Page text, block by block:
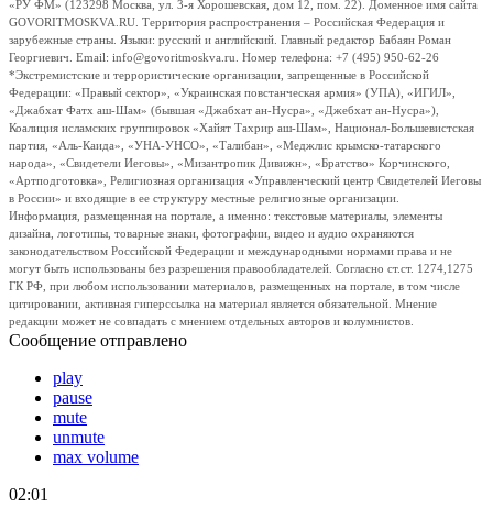
«РУ ФМ» (123298 Москва, ул. 3-я Хорошевская, дом 12, пом. 22). Доменное имя сайта
GOVORITMOSKVA.RU. Территория распространения – Российская Федерация и
зарубежные страны. Языки: русский и английский. Главный редактор Бабаян Роман
Георгиевич. Email: info@govoritmoskva.ru. Номер телефона: +7 (495) 950-62-26
*Экстремистские и террористические организации, запрещенные в Российской
Федерации: «Правый сектор», «Украинская повстанческая армия» (УПА), «ИГИЛ»,
«Джабхат Фатх аш-Шам» (бывшая «Джабхат ан-Нусра», «Джебхат ан-Нусра»),
Коалиция исламских группировок «Хайят Тахрир аш-Шам», Национал-Большевистская
партия, «Аль-Каида», «УНА-УНСО», «Талибан», «Меджлис крымско-татарского
народа», «Свидетели Иеговы», «Мизантропик Дивижн», «Братство» Корчинского,
«Артподготовка», Религиозная организация «Управленческий центр Свидетелей Иеговы
в России» и входящие в ее структуру местные религиозные организации.
Информация, размещенная на портале, а именно: текстовые материалы, элементы
дизайна, логотипы, товарные знаки, фотографии, видео и аудио охраняются
законодательством Российской Федерации и международными нормами права и не
могут быть использованы без разрешения правообладателей. Согласно ст.ст. 1274,1275
ГК РФ, при любом использовании материалов, размещенных на портале, в том числе
цитировании, активная гиперссылка на материал является обязательной. Мнение
редакции может не совпадать с мнением отдельных авторов и колумнистов.
Сообщение отправлено
play
pause
mute
unmute
max volume
02:01